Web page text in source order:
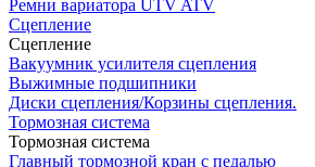
Ремни вариатора UTV ATV
Сцепление
Сцепление
Вакуумник усилителя сцепления
Выжимные подшипники
Диски сцепления/Корзины сцепления.
Тормозная система
Тормозная система
Главный тормозной кран с педалью